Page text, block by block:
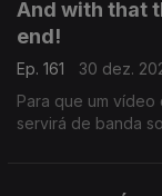
And with that
end!
Ep. 161
30 dez.
Para que um
servirá de banda